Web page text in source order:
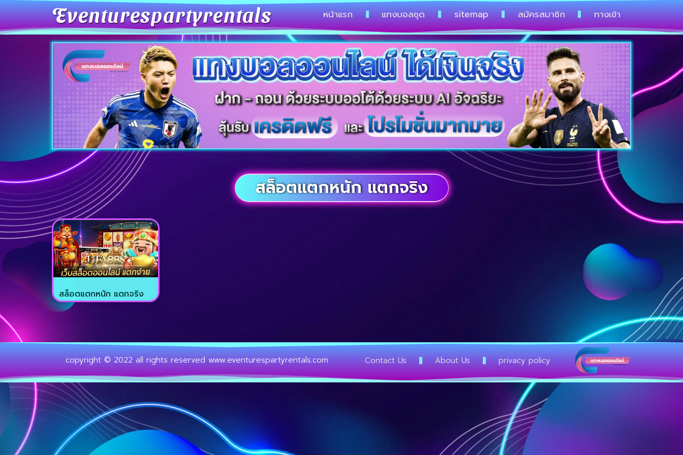
Eventurespartyrentals หน้าแรก แทงบอลชุด sitemap สมัครสมาชิก ทางเข้า
สล็อตแตกหนัก แตกจริง
สล็อตแตกหนัก แตกจริง
copyright © 2022 all rights reservedwww.eventurespartyrentals.com Contact Us About Us privacy policy